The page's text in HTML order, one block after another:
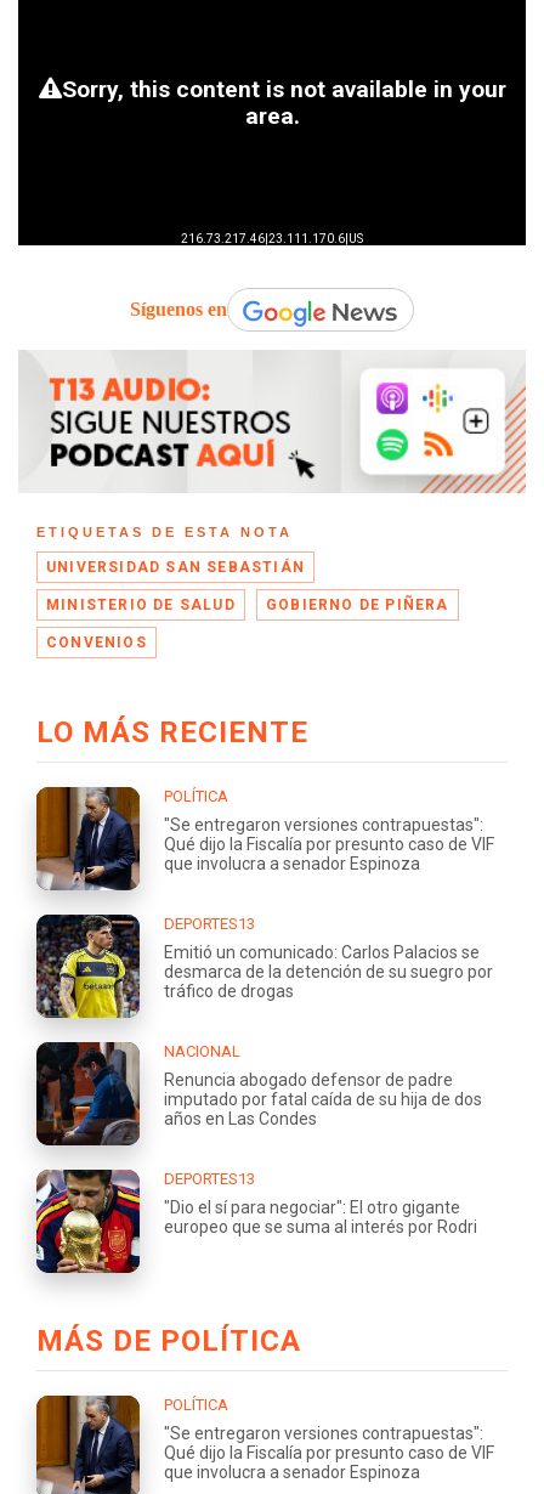
Síguenos en
ETIQUETAS DE ESTA NOTA
UNIVERSIDAD SAN SEBASTIÁN
MINISTERIO DE SALUD GOBIERNO DE PIÑERA
CONVENIOS
LO MÁS RECIENTE
POLÍTICA
"Se entregaron versiones contrapuestas":
Qué dijo la Fiscalía por presunto caso de VIF
que involucra a senador Espinoza
DEPORTES13
Emitió un comunicado: Carlos Palacios se
desmarca de la detención de su suegro por
tráfico de drogas
NACIONAL
Renuncia abogado defensor de padre
imputado por fatal caída de su hija de dos
años en Las Condes
DEPORTES13
"Dio el sí para negociar": El otro gigante
europeo que se suma al interés por Rodri
MÁS DE POLÍTICA
POLÍTICA
"Se entregaron versiones contrapuestas":
Qué dijo la Fiscalía por presunto caso de VIF
que involucra a senador Espinoza